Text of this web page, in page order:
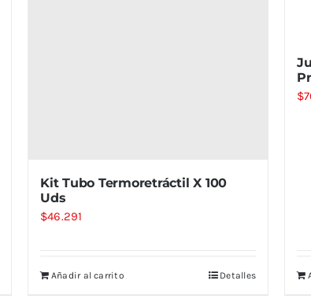
Kit Tubo Termoretráctil X 100
Uds
$46.291
Añadir al carrito Detalles
$